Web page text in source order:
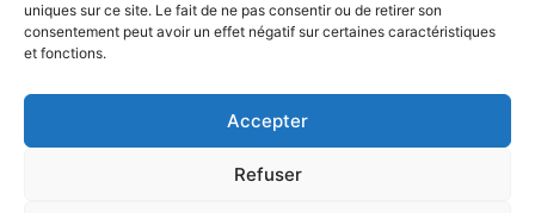
uniques sur ce site. Le fait de ne pas consentir ou de retirer son
consentement peut avoir un effet négatif sur certaines caractéristiques
et fonctions.
Accepter
Refuser